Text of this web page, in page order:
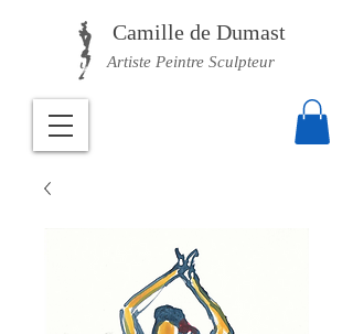
Camille de Dumast
Artiste Peintre Sculpteur